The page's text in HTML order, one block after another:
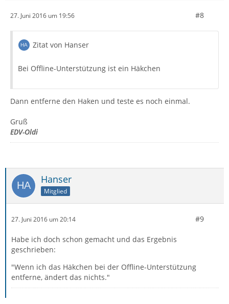
27. Juni 2016 um 19:56 #8
Zitat von Hanser
Bei Offline-Unterstützung ist ein Häkchen
Dann entferne den Haken und teste es noch einmal.
Gruß
EDV-Oldi
Hanser
Mitglied
27. Juni 2016 um 20:14 #9
Habe ich doch schon gemacht und das Ergebnis
geschrieben:
"Wenn ich das Häkchen bei der Offline-Unterstützung
entferne, ändert das nichts."